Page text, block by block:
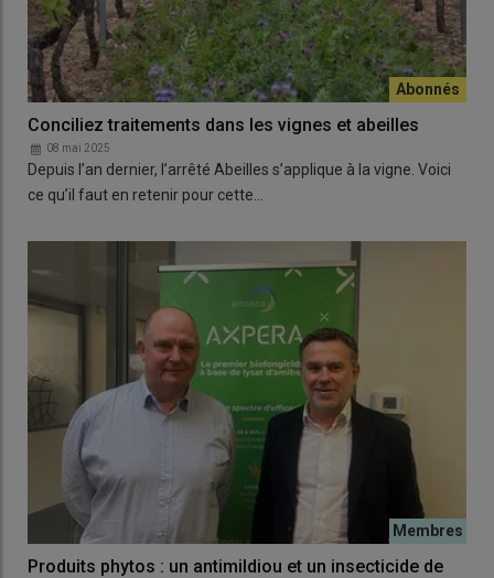
Conciliez traitements dans les vignes et abeilles
08 mai 2025
Depuis l’an dernier, l’arrêté Abeilles s’applique à la vigne. Voici
ce qu’il faut en retenir pour cette…
Produits phytos : un antimildiou et un insecticide de